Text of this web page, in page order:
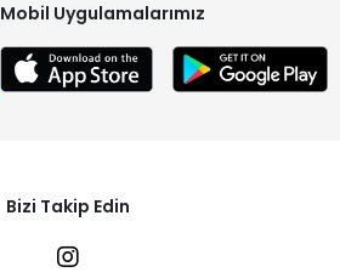
Mobil Uygulamalarımız
Bizi Takip Edin